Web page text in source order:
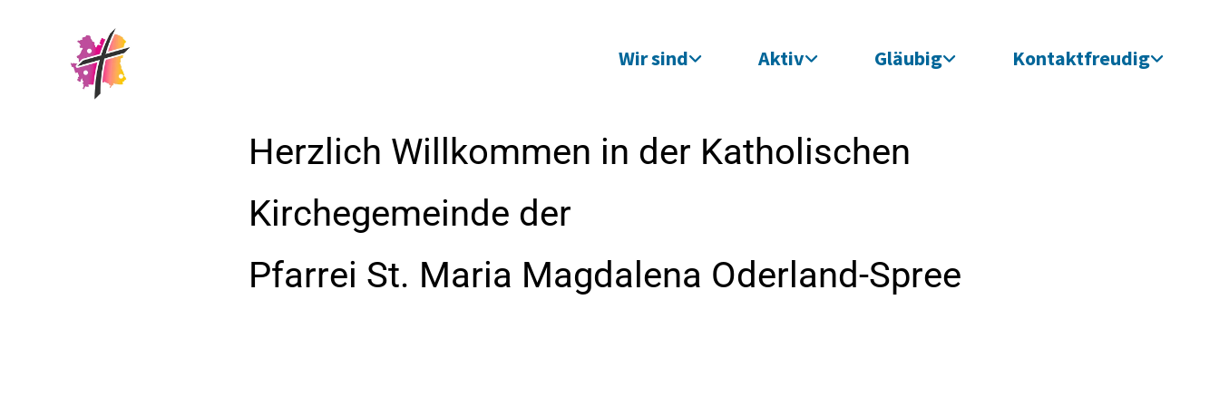
Wir sind Aktiv Gläubig Kontaktfreudig
Herzlich Willkommen in der Katholischen
Kirchegemeinde der
Pfarrei St. Maria Magdalena Oderland-Spree